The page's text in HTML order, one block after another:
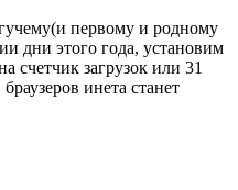
первому и родному
дни этого года, установим
счетчик загрузок или 31
инета станет